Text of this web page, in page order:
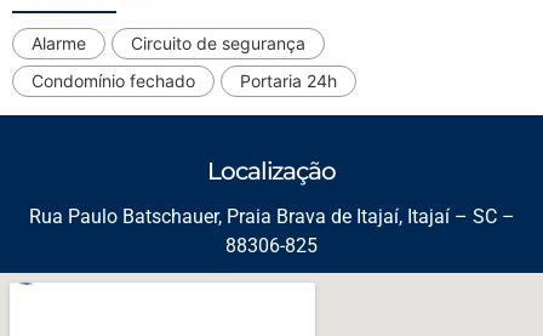
Alarme
Circuito de segurança
Condomínio fechado
Portaria 24h
Localização
Rua Paulo Batschauer, Praia Brava de Itajaí, Itajaí – SC –
88306-825